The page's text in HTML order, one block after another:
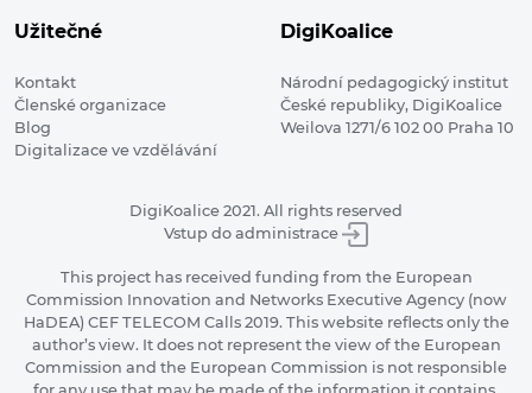
Užitečné
Kontakt
Členské organizace
Blog
Digitalizace ve vzdělávání
DigiKoalice
Národní pedagogický institut
České republiky, DigiKoalice
Weilova 1271/6 102 00 Praha 10
DigiKoalice 2021. All rights reserved
Vstup do administrace
This project has received funding from the European
Commission Innovation and Networks Executive Agency (now
HaDEA) CEF TELECOM Calls 2019. This website reflects only the
author’s view. It does not represent the view of the European
Commission and the European Commission is not responsible